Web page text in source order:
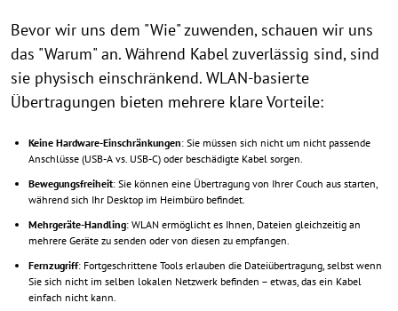
Bevor wir uns dem "Wie" zuwenden, schauen wir uns
das "Warum" an. Während Kabel zuverlässig sind, sind
sie physisch einschränkend. WLAN-basierte
Übertragungen bieten mehrere klare Vorteile:
Keine Hardware-Einschränkungen: Sie müssen sich nicht um nicht passende
Anschlüsse (USB-A vs. USB-C) oder beschädigte Kabel sorgen.
Bewegungsfreiheit: Sie können eine Übertragung von Ihrer Couch aus starten,
während sich Ihr Desktop im Heimbüro befindet.
Mehrgeräte-Handling: WLAN ermöglicht es Ihnen, Dateien gleichzeitig an
mehrere Geräte zu senden oder von diesen zu empfangen.
Fernzugriff: Fortgeschrittene Tools erlauben die Dateiübertragung, selbst wenn
Sie sich nicht im selben lokalen Netzwerk befinden – etwas, das ein Kabel
einfach nicht kann.